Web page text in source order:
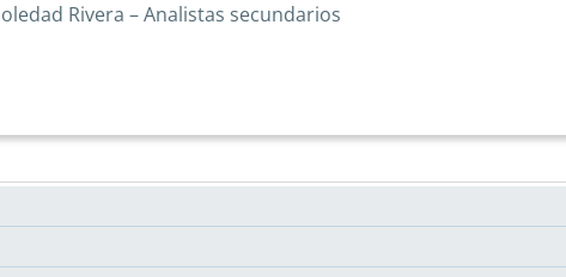
Rivera – Analistas secundarios